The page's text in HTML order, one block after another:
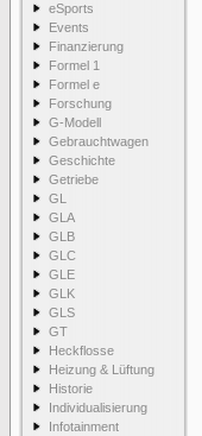
eSports
Events
Finanzierung
Formel 1
Formel e
Forschung
G-Modell
Gebrauchtwagen
Geschichte
Getriebe
GL
GLA
GLB
GLC
GLE
GLK
GLS
GT
Heckflosse
Heizung & Lüftung
Historie
Individualisierung
Infotainment